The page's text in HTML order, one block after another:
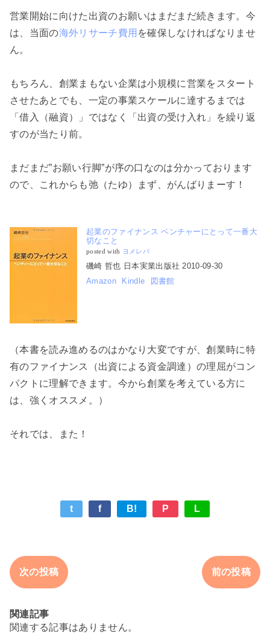
営業開始に向けた出資のお願いはまだまだ続きます。今
は、当面の海外リサーチ費用 を確保しなければなりませ
ん。
もちろん、創業まもない企業は小規模に営業をスタート
させたあとでも、一定の事業スケールに達するまでは
「借入（融資）」ではなく「出資の受け入れ」を繰り返
すのが当たり前。
まだまだ”お願い行脚”が序の口なのは分かっております
ので、これからも弛（たゆ）まず、がんばりまーす！
起業のファイナンス ベンチャーにとって一番大
切なこと
posted with ヨメレバ
磯崎 哲也 日本実業出版社 2010-09-30
Amazon
Kindle 図書館
（本書を読み進めるのはかなり大変ですが、創業時に特
有のファイナンス（出資による資金調達）の理屈がコン
パクトに理解できます。今から創業を考えている方に
は、強くオススメ。）
それでは、また！
t f B! P L
次の投稿 前の投稿
関連記事
関連する記事はありません。